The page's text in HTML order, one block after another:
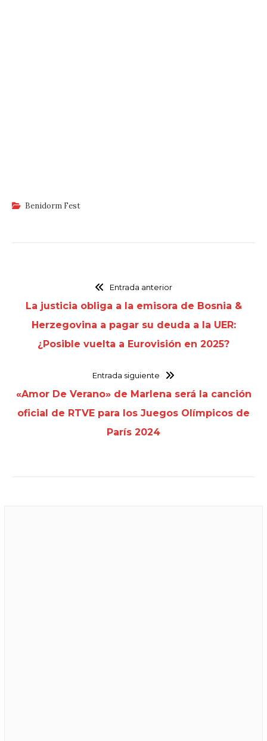
Benidorm Fest
Entrada anterior
La justicia obliga a la emisora de Bosnia &
Herzegovina a pagar su deuda a la UER:
¿Posible vuelta a Eurovisión en 2025?
Entrada siguiente
«Amor De Verano» de Marlena será la canción
oficial de RTVE para los Juegos Olímpicos de
París 2024